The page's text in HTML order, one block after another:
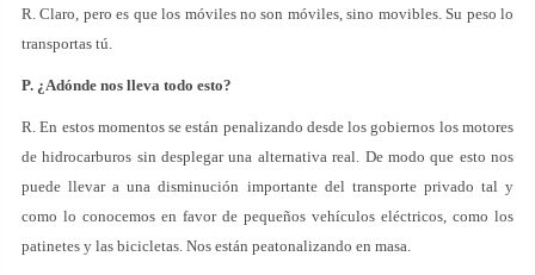
R. Claro, pero es que los móviles no son móviles, sino movibles. Su peso lo
transportas tú.
P. ¿Adónde nos lleva todo esto?
R. En estos momentos se están penalizando desde los gobiernos los motores
de hidrocarburos sin desplegar una alternativa real. De modo que esto nos
puede llevar a una disminución importante del transporte privado tal y
como lo conocemos en favor de pequeños vehículos eléctricos, como los
patinetes y las bicicletas. Nos están peatonalizando en masa.